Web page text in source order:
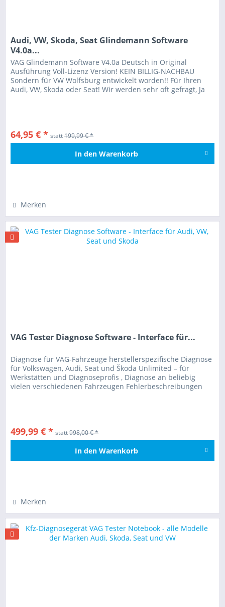
Audi, VW, Skoda, Seat Glindemann Software
V4.0a...
VAG Glindemann Software V4.0a Deutsch in Original
Ausführung Voll-Lizenz Version! KEIN BILLIG-NACHBAU
Sondern für VW Wolfsburg entwickelt worden!! Für Ihren
Audi, VW, Skoda oder Seat! Wir werden sehr oft gefragt, Ja
64,95 € * statt199,99 € *
In den Warenkorb
Merken
VAG Tester Diagnose Software - Interface für...
Diagnose für VAG-Fahrzeuge herstellerspezifische Diagnose
für Volkswagen, Audi, Seat und Škoda Unlimited – für
Werkstätten und Diagnoseprofis , Diagnose an beliebig
vielen verschiedenen Fahrzeugen Fehlerbeschreibungen
499,99 € * statt998,00 € *
In den Warenkorb
Merken